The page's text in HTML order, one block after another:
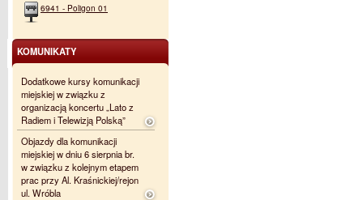
6941 - Poligon 01
KOMUNIKATY
Dodatkowe kursy komunikacji
miejskiej w związku z
organizacją koncertu „Lato z
Radiem i Telewizją Polską”
Objazdy dla komunikacji
miejskiej w dniu 6 sierpnia br.
w związku z kolejnym etapem
prac przy Al. Kraśnickiej/rejon
ul. Wróbla